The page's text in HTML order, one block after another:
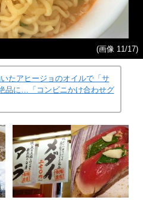
(画像 11/17)
たアヒージョのオイルで「サ
品に…「コンビニかけ合わせグ